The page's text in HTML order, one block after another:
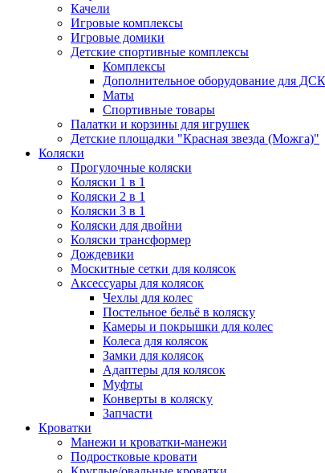
Качели
Игровые комплексы
Игровые домики
Детские спортивные комплексы
Комплексы
Дополнительное оборудование для ДСК
Маты
Спортивные товары
Палатки и корзины для игрушек
Детские площадки "Красная звезда (Можга)"
Коляски
Прогулочные коляски
Коляски 1 в 1
Коляски 2 в 1
Коляски 3 в 1
Коляски для двойни
Коляски трансформер
Дождевики
Москитные сетки для колясок
Аксессуары для колясок
Чехлы для колес
Постельное бельё в коляску
Камеры и покрышки для колес
Колеса для колясок
Замки для колясок
Адаптеры для колясок
Муфты
Конверты в коляску
Запчасти
Кроватки
Манежи и кроватки-манежи
Подростковые кровати